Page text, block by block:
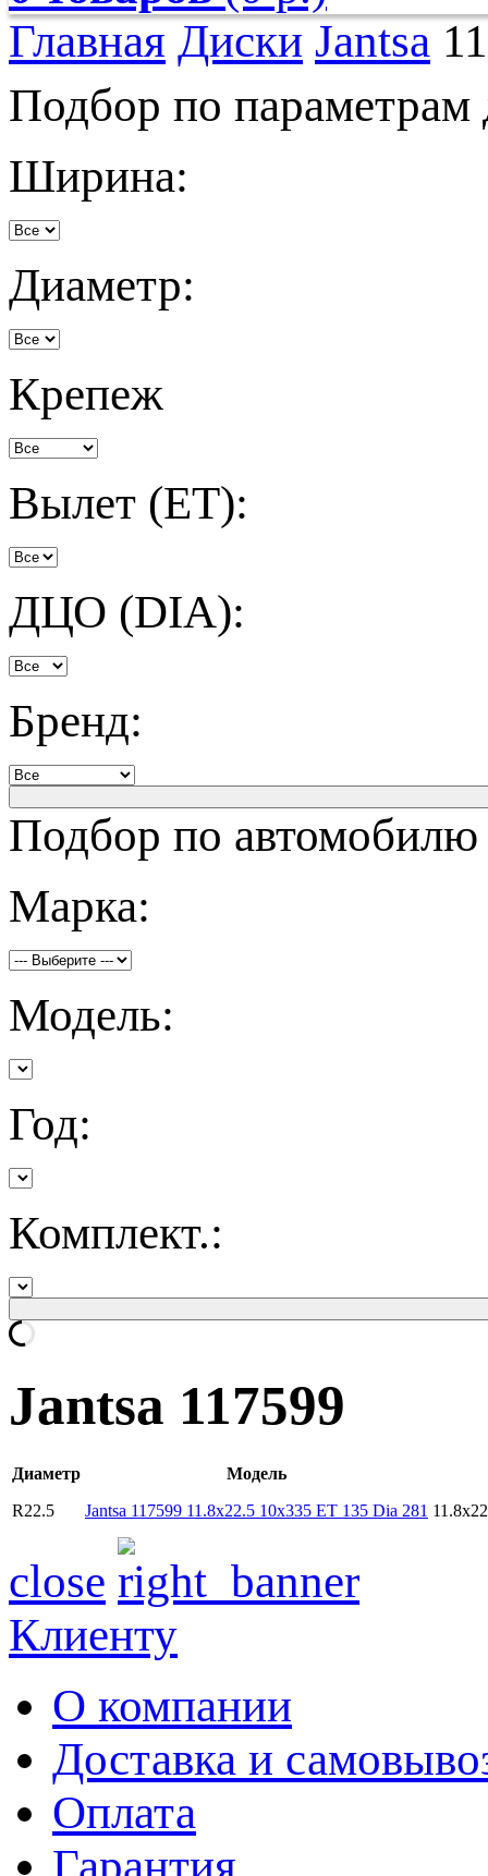
Главная Диски Jantsa
Подбор по параметрам
Ширина:
Диаметр:
Крепеж
Вылет (ET):
ДЦО (DIA):
Бренд:
Подбор по автомобилю
Марка:
Модель:
Год:
Комплект.:
Jantsa 117599
Диаметр
Модель
R22.5
Jantsa 117599 11.8x22.5 10x335 ET 135 Dia 281
close
Клиенту
О компании
Доставка и
Оплата
Гарантия